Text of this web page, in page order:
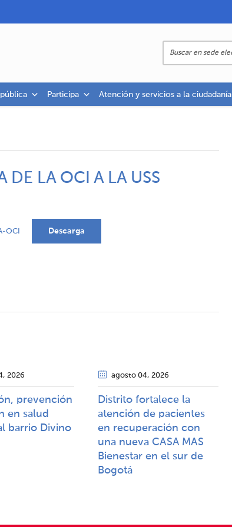
Participa Atención y servicios a la ciudadanía
DE LA OCI A LA USS
OCI Descarga
, 2026
prevención
en salud
barrio Divino
agosto 04, 2026
Distrito fortalece la
atención de pacientes
en recuperación con
una nueva CASA MAS
Bienestar en el sur de
Bogotá